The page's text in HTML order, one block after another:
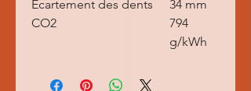
Écartement des dents
34 mm
CO2
794
g/kWh